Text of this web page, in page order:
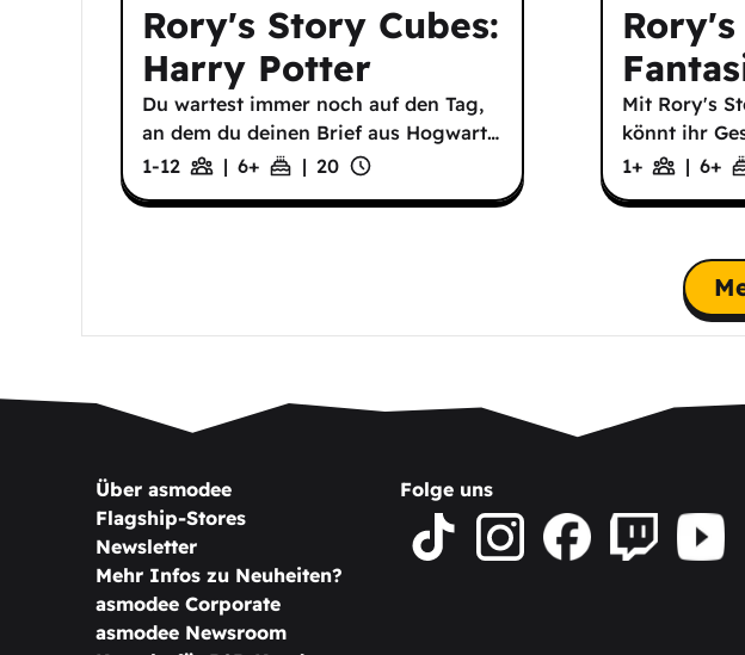
Rory's Story Cubes:
Harry Potter
Du wartest immer noch auf den Tag,
an dem du deinen Brief aus Hogwart…
1-12
| 6+ | 20
Mit Rory's
könnt ihr
1+
| 6+
Über asmodee
Flagship-Stores
Newsletter
Mehr Infos zu Neuheiten?
asmodee Corporate
asmodee Newsroom
Folge uns